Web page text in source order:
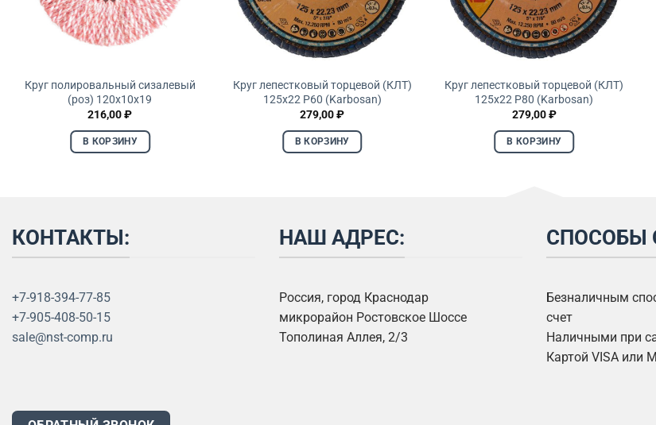
Круг полировальный сизалевый
(роз) 120х10х19
216,00₽
В КОРЗИНУ
Круг лепестковый торцевой (КЛТ)
125х22 P60 (Karbosan)
279,00₽
В КОРЗИНУ
Круг лепестковый торцевой (КЛТ)
125х22 P80 (Karbosan)
279,00₽
В КОРЗИНУ
КОНТАКТЫ:
+7-918-394-77-85
+7-905-408-50-15
sale@nst-comp.ru
НАШ АДРЕС:
Россия, город Краснодар
микрорайон Ростовское Шоссе
Тополиная Аллея, 2/3
СПОСОБЫ
Безналичным
счет
Наличными при
Картой VISA или